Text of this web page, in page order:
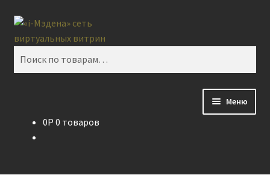
Перейти
к
Перейти
к
Поиск
Меню
0P 0 товаров